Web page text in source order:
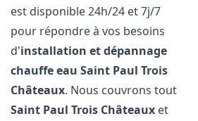
est disponible 24h/24 et 7j/7
pour répondre à vos besoins
d'installation et dépannage
chauffe eau Saint Paul Trois
Châteaux. Nous couvrons tout
Saint Paul Trois Châteaux et